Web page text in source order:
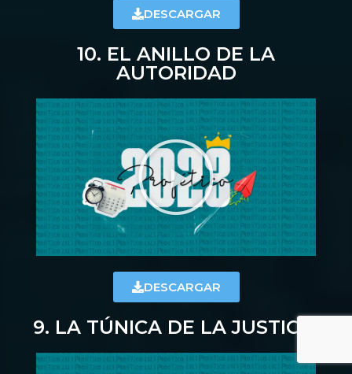
DESCARGAR
10. EL ANILLO DE LA
AUTORIDAD
DESCARGAR
9. LA TÚNICA DE LA JUSTICIA